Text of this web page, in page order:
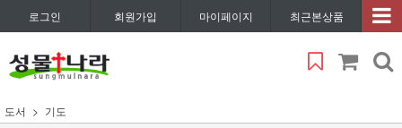
로그인 회원가입 마이페이지 최근본상품
도서 기도